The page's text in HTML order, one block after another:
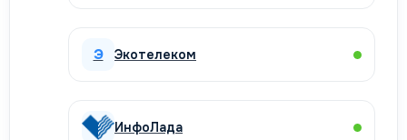
Э Экотелеком
ИнфоЛада